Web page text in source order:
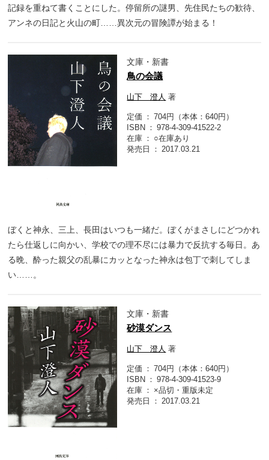
記録を重ねて書くことにした。停留所の謎男、先住民たちの歓待、
アンネの日記と火山の町……異次元の冒険譚が始まる！
文庫・新書
鳥の会議
山下 澄人 著
定価
704円（本体：640円）
ISBN
978-4-309-41522-2
在庫
○在庫あり
発売日
2017.03.21
ぼくと神永、三上、長田はいつも一緒だ。ぼくがまさしにどつかれ
たら仕返しに向かい、学校での理不尽には暴力で反抗する毎日。あ
る晩、酔った親父の乱暴にカッとなった神永は包丁で刺してしま
い……。
文庫・新書
砂漠ダンス
山下 澄人 著
定価
704円（本体：640円）
ISBN
978-4-309-41523-9
在庫
×品切・重版未定
発売日
2017.03.21